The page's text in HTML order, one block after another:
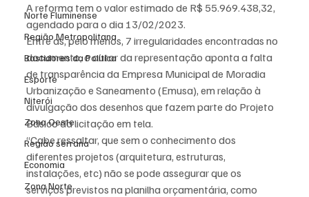
Norte Fluminense
Região Metropolitana
Bastidores da Política
Esporte
Niterói
Zona Oeste
Região serrana
Economia
Zona Norte
A reforma tem o valor estimado de R$ 55.969.438,32,
agendado para o dia 13/02/2023.
Entre as, pelo menos, 7 irregularidades encontradas no
documento, o autor da representação aponta a falta
de transparência da Empresa Municipal de Moradia
Urbanização e Saneamento (Emusa), em relação à
divulgação dos desenhos que fazem parte do Projeto
Básico da licitação em tela.
“Cabe ressaltar, que sem o conhecimento dos
diferentes projetos (arquitetura, estruturas,
instalações, etc) não se pode assegurar que os
serviços previstos na planilha orçamentária, como